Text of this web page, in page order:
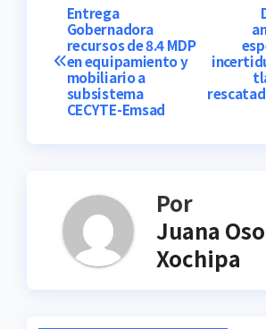
Navegación
de
entradas
Entrega
Gobernadora
recursos de 8.4 MDP
en equipamiento y
mobiliario a
subsistema
CECYTE-Emsad
Por
Juana
Xochipa